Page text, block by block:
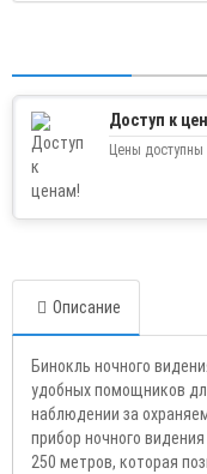
Доступ к
Цены доступны
Описание
Бинокль ночного
удобных помощников
наблюдении за
прибор ночного
250 метров, которая